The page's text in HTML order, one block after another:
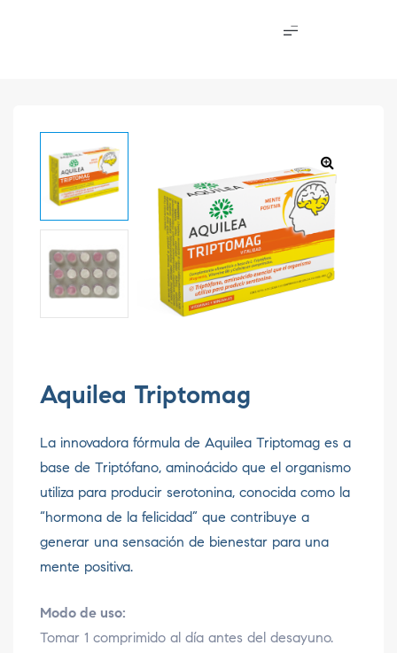
Aquilea Triptomag
La innovadora fórmula de Aquilea Triptomag es a
base de Triptófano, aminoácido que el organismo
utiliza para producir serotonina, conocida como la
“hormona de la felicidad” que contribuye a
generar una sensación de bienestar para una
mente positiva.
Modo de uso:
Tomar 1 comprimido al día antes del desayuno.